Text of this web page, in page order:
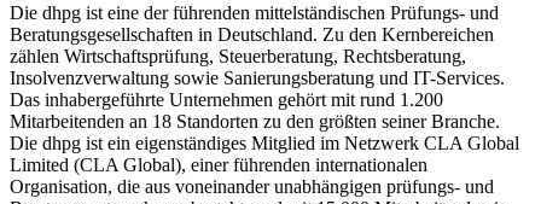
Die dhpg ist eine der führenden mittelständischen Prüfungs- und
Beratungsgesellschaften in Deutschland. Zu den Kernbereichen
zählen Wirtschaftsprüfung, Steuerberatung, Rechtsberatung,
Insolvenzverwaltung sowie Sanierungsberatung und IT-Services.
Das inhabergeführte Unternehmen gehört mit rund 1.200
Mitarbeitenden an 18 Standorten zu den größten seiner Branche.
Die dhpg ist ein eigenständiges Mitglied im Netzwerk CLA Global
Limited (CLA Global), einer führenden internationalen
Organisation, die aus voneinander unabhängigen prüfungs- und